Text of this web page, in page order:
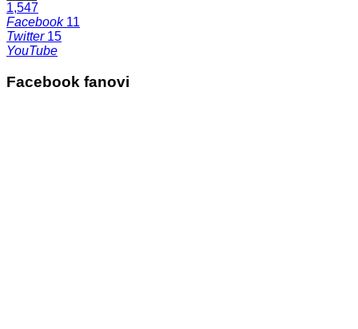
1,547
Facebook 11
Twitter 15
YouTube
Facebook fanovi